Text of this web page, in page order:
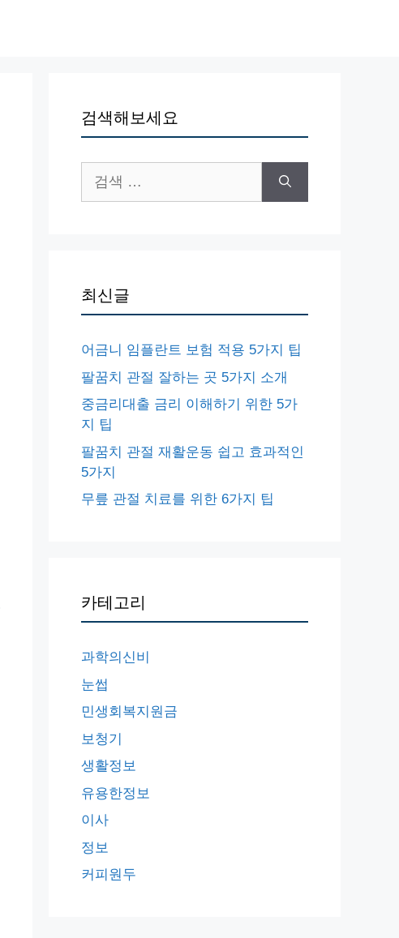
검색해보세요
색:
최신글
어금니 임플란트 보험 적용 5가지 팁
팔꿈치 관절 잘하는 곳 5가지 소개
중금리대출 금리 이해하기 위한 5가
지 팁
팔꿈치 관절 재활운동 쉽고 효과적인
5가지
무릎 관절 치료를 위한 6가지 팁
카테고리
과학의신비
눈썹
민생회복지원금
보청기
생활정보
유용한정보
이사
정보
커피원두